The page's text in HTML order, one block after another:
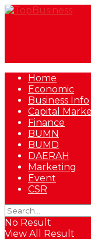
Home
Economic
Business Info
Capital
Finance
BUMN
BUMD
DAERAH
Marketing
Event
CSR
No Result
View All Result